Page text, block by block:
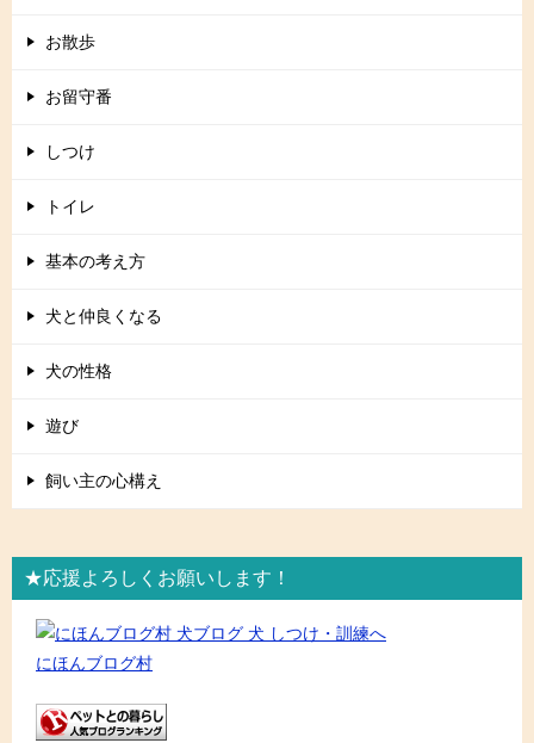
お散歩
お留守番
しつけ
トイレ
基本の考え方
犬と仲良くなる
犬の性格
遊び
飼い主の心構え
★応援よろしくお願いします！
にほんブログ村